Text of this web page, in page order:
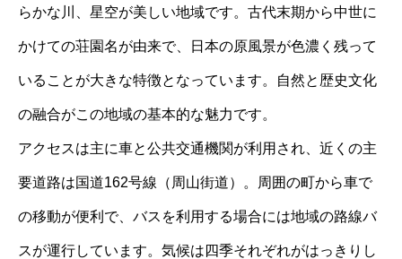
らかな川、星空が美しい地域です。古代末期から中世に
かけての荘園名が由来で、日本の原風景が色濃く残って
いることが大きな特徴となっています。自然と歴史文化
の融合がこの地域の基本的な魅力です。
アクセスは主に車と公共交通機関が利用され、近くの主
要道路は国道162号線（周山街道）。周囲の町から車で
の移動が便利で、バスを利用する場合には地域の路線バ
スが運行しています。気候は四季それぞれがはっきりし